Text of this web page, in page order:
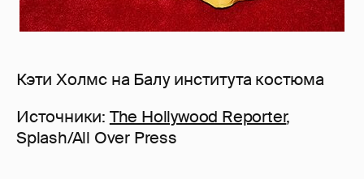
Кэти Холмс на Балу института костюма
Источники: The Hollywood Reporter,
Splash/All Over Press